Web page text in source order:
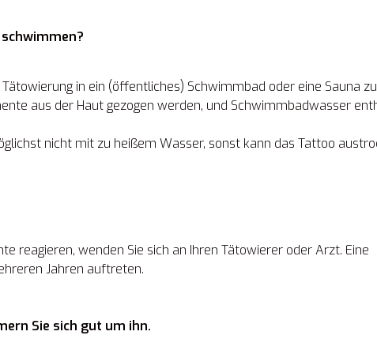
in ein (öffentliches) Schwimmbad oder eine Sauna zu
aus der Haut gezogen werden, und Schwimmbadwasser
nicht mit zu heißem Wasser, sonst kann das Tattoo
reagieren, wenden Sie sich an Ihren Tätowierer oder Arzt. Eine
Jahren auftreten.
Sie sich gut um ihn.